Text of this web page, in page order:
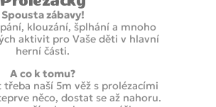
Spousta zábavy!
klouzání, šplhání a mnoho
aktivit pro Vaše děti v hlavní
herní části.
A co k tomu?
naší 5m věž s prolézacími
něco, dostat se až nahoru.